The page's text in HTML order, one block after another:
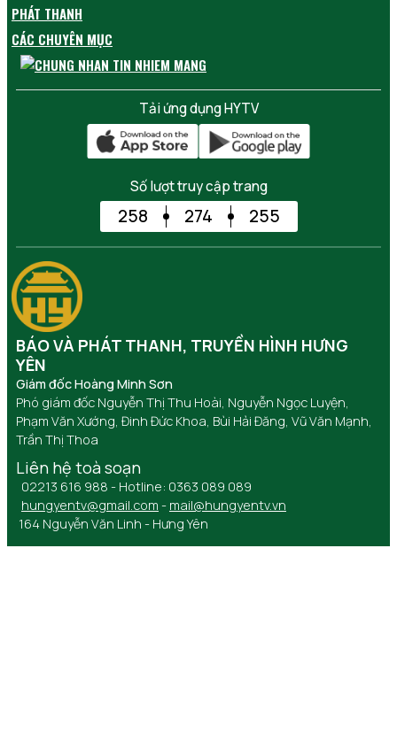
PHÁT THANH
CÁC CHUYÊN MỤC
Tải ứng dụng HYTV
Số lượt truy cập trang
258 274 255
BÁO VÀ PHÁT THANH, TRUYỀN HÌNH HƯNG
YÊN
Giám đốc Hoàng Minh Sơn
Phó giám đốc Nguyễn Thị Thu Hoài, Nguyễn Ngọc Luyện,
Phạm Văn Xướng, Đinh Đức Khoa, Bùi Hải Đăng, Vũ Văn Mạnh,
Trần Thị Thoa
Liên hệ toà soạn
02213 616 988 - Hotline: 0363 089 089
hungyentv@gmail.com - mail@hungyentv.vn
164 Nguyễn Văn Linh - Hưng Yên